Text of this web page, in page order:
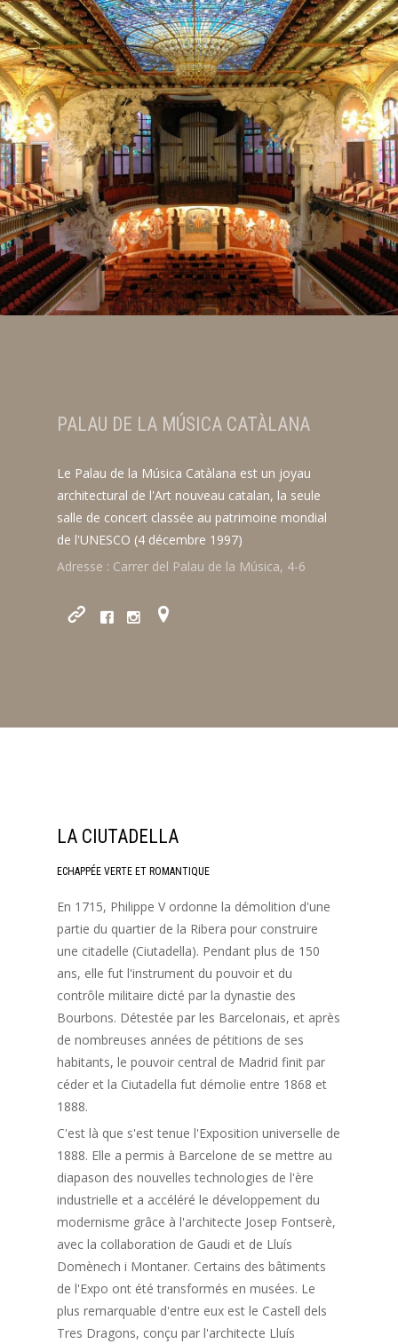
PALAU DE LA MÚSICA CATÀLANA
Le Palau de la Música Catàlana est un joyau
architectural de l'Art nouveau catalan, la seule
salle de concert classée au patrimoine mondial
de l'UNESCO (4 décembre 1997)
Adresse : Carrer del Palau de la Música, 4-6
LA CIUTADELLA
ECHAPPÉE VERTE ET ROMANTIQUE
En 1715, Philippe V ordonne la démolition d'une
partie du quartier de la Ribera pour construire
une citadelle (Ciutadella). Pendant plus de 150
ans, elle fut l'instrument du pouvoir et du
contrôle militaire dicté par la dynastie des
Bourbons. Détestée par les Barcelonais, et après
de nombreuses années de pétitions de ses
habitants, le pouvoir central de Madrid finit par
céder et la Ciutadella fut démolie entre 1868 et
1888.
C'est là que s'est tenue l'Exposition universelle de
1888. Elle a permis à Barcelone de se mettre au
diapason des nouvelles technologies de l'ère
industrielle et a accéléré le développement du
modernisme grâce à l'architecte Josep Fontserè,
avec la collaboration de Gaudi et de Lluís
Domènech i Montaner. Certains des bâtiments
de l'Expo ont été transformés en musées. Le
plus remarquable d'entre eux est le Castell dels
Tres Dragons, conçu par l'architecte Lluís